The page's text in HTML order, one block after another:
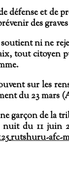
défense et de
des
soutient ni ne
tout citoyen
sur les
du 23 mars
garçon de la
du 11 juin
afc-